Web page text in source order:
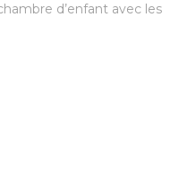
d’enfant avec les